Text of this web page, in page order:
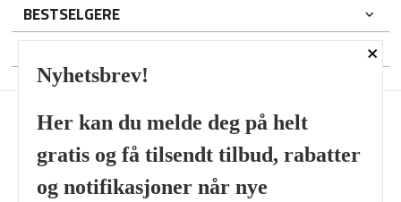
BESTSELGERE
DIN KONTO
Frakt Kjøpsbetingelser
Sikkerhet og personvern
×
Nyhetsbrev!
Her kan du melde deg på helt
gratis og få tilsendt tilbud, rabatter
og notifikasjoner når nye